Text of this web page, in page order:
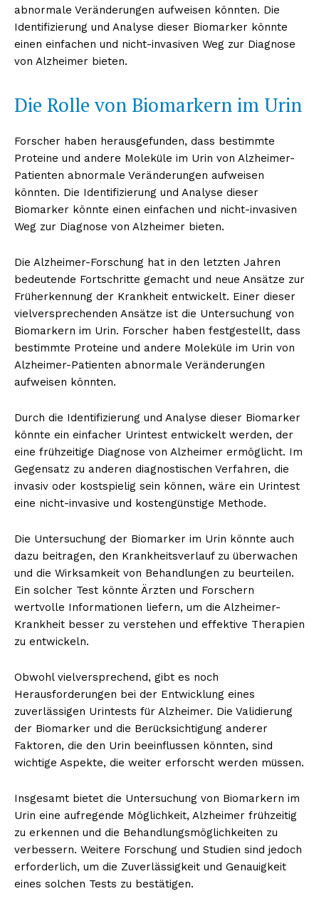
abnormale Veränderungen aufweisen könnten. Die
Identifizierung und Analyse dieser Biomarker könnte
einen einfachen und nicht-invasiven Weg zur Diagnose
von Alzheimer bieten.
Die Rolle von Biomarkern im Urin
Forscher haben herausgefunden, dass bestimmte
Proteine und andere Moleküle im Urin von Alzheimer-
Patienten abnormale Veränderungen aufweisen
könnten. Die Identifizierung und Analyse dieser
Biomarker könnte einen einfachen und nicht-invasiven
Weg zur Diagnose von Alzheimer bieten.
Die Alzheimer-Forschung hat in den letzten Jahren
bedeutende Fortschritte gemacht und neue Ansätze zur
Früherkennung der Krankheit entwickelt. Einer dieser
vielversprechenden Ansätze ist die Untersuchung von
Biomarkern im Urin. Forscher haben festgestellt, dass
bestimmte Proteine und andere Moleküle im Urin von
Alzheimer-Patienten abnormale Veränderungen
aufweisen könnten.
Durch die Identifizierung und Analyse dieser Biomarker
könnte ein einfacher Urintest entwickelt werden, der
eine frühzeitige Diagnose von Alzheimer ermöglicht. Im
Gegensatz zu anderen diagnostischen Verfahren, die
invasiv oder kostspielig sein können, wäre ein Urintest
eine nicht-invasive und kostengünstige Methode.
Die Untersuchung der Biomarker im Urin könnte auch
dazu beitragen, den Krankheitsverlauf zu überwachen
und die Wirksamkeit von Behandlungen zu beurteilen.
Ein solcher Test könnte Ärzten und Forschern
wertvolle Informationen liefern, um die Alzheimer-
Krankheit besser zu verstehen und effektive Therapien
zu entwickeln.
Obwohl vielversprechend, gibt es noch
Herausforderungen bei der Entwicklung eines
zuverlässigen Urintests für Alzheimer. Die Validierung
der Biomarker und die Berücksichtigung anderer
Faktoren, die den Urin beeinflussen könnten, sind
wichtige Aspekte, die weiter erforscht werden müssen.
Insgesamt bietet die Untersuchung von Biomarkern im
Urin eine aufregende Möglichkeit, Alzheimer frühzeitig
zu erkennen und die Behandlungsmöglichkeiten zu
verbessern. Weitere Forschung und Studien sind jedoch
erforderlich, um die Zuverlässigkeit und Genauigkeit
eines solchen Tests zu bestätigen.